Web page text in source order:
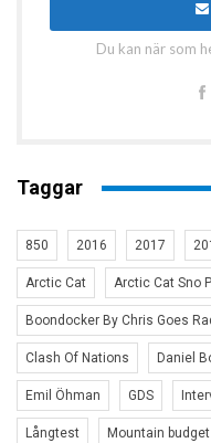
Du kan när som
Taggar
850 2016 2017
Arctic Cat Arctic Cat Sno
Boondocker By Chris Goes
Clash Of Nations Daniel
Emil Öhman GDS
Långtest Mountain budget